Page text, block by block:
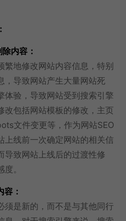
内容：
繁地修改网站内容信息，特别
，导致网站产生大量网站死
体验，导致网站受到搜索引擎
改包括网站模板的修改，主页
文件变更等，作为网站SEO
上线前一次确定网站的相关信
导致网站上线后的过渡性修
。
：
须是新的，而不是与其他同行